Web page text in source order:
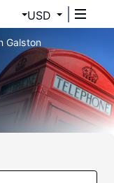
USD
Galston